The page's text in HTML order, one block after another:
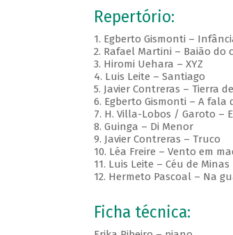
Repertório:
1. Egberto Gismonti –
2. Rafael Martini – Baião do
3. Hiromi Uehara – XYZ
4. Luis Leite – Santiago
5. Javier Contreras – Tierra
6. Egberto Gismonti – A fala
7. H. Villa-Lobos / Garoto –
8. Guinga – Di Menor
9. Javier Contreras – Truco
10. Léa Freire – Vento em
11. Luis Leite – Céu de Minas
12. Hermeto Pascoal – Na
Ficha técnica: